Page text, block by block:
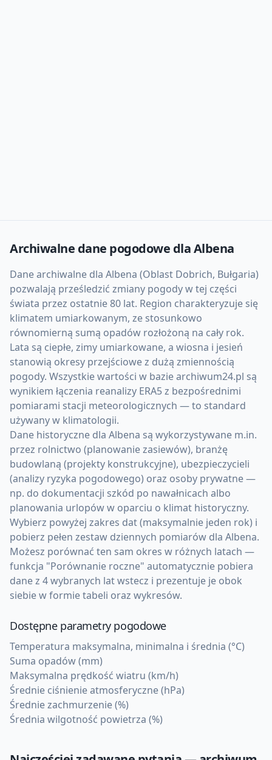
Archiwalne dane pogodowe dlaAlbena
Dane archiwalne dla Albena (Oblast Dobrich, Bułgaria)
pozwalają prześledzić zmiany pogody w tej części
świata przez ostatnie 80 lat. Region charakteryzuje się
klimatem umiarkowanym, ze stosunkowo
równomierną sumą opadów rozłożoną na cały rok.
Lata są ciepłe, zimy umiarkowane, a wiosna i jesień
stanowią okresy przejściowe z dużą zmiennością
pogody. Wszystkie wartości w bazie archiwum24.pl są
wynikiem łączenia reanalizy ERA5 z bezpośrednimi
pomiarami stacji meteorologicznych — to standard
używany w klimatologii.
Dane historyczne dla Albena są wykorzystywane m.in.
przez rolnictwo (planowanie zasiewów), branżę
budowlaną (projekty konstrukcyjne), ubezpieczycieli
(analizy ryzyka pogodowego) oraz osoby prywatne —
np. do dokumentacji szkód po nawałnicach albo
planowania urlopów w oparciu o klimat historyczny.
Wybierz powyżej zakres dat (maksymalnie jeden rok) i
pobierz pełen zestaw dziennych pomiarów dla Albena.
Możesz porównać ten sam okres w różnych latach —
funkcja "Porównanie roczne" automatycznie pobiera
dane z 4 wybranych lat wstecz i prezentuje je obok
siebie w formie tabeli oraz wykresów.
Dostępne parametry pogodowe
Temperatura maksymalna, minimalna i średnia (°C)
Suma opadów (mm)
Maksymalna prędkość wiatru (km/h)
Średnie ciśnienie atmosferyczne (hPa)
Średnie zachmurzenie (%)
Średnia wilgotność powietrza (%)